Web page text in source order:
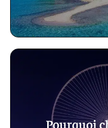
Pourquoi